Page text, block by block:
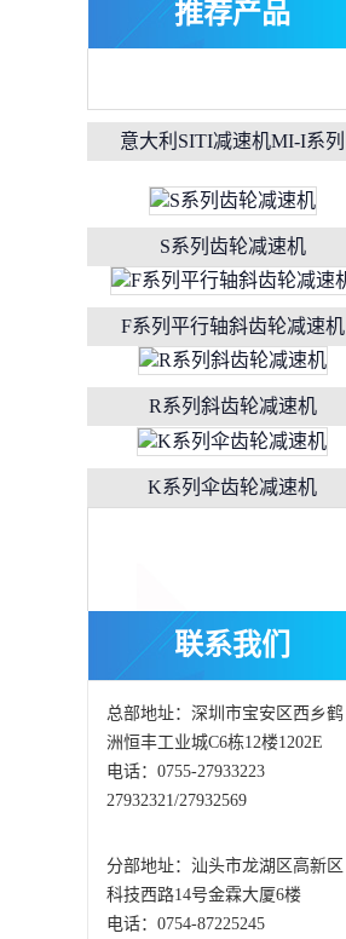
推荐产品
S系列齿轮减速机
F系列平行轴斜齿轮减速机
R系列斜齿轮减速机
K系列伞齿轮减速机
DLS蜗轮蜗杆减速电机
联系我们
总部地址：深圳市宝安区西乡鹤
洲恒丰工业城C6栋12楼1202E
电话：0755-27933223
27932321/27932569
分部地址：汕头市龙湖区高新区
科技西路14号金霖大厦6楼
电话：0754-87225245